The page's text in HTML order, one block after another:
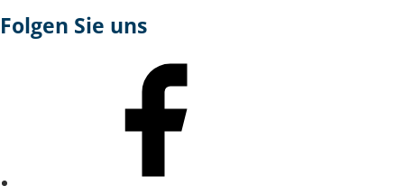
Folgen Sie uns